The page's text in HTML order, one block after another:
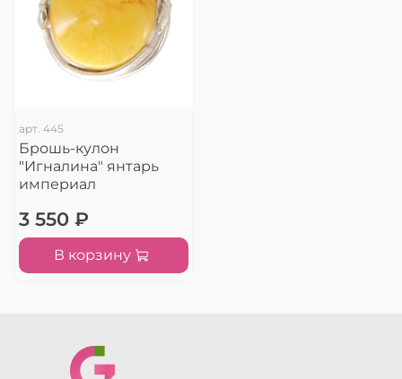
арт. 445
Брошь-кулон
"Игналина" янтарь
империал
3 550 ₽
В корзину